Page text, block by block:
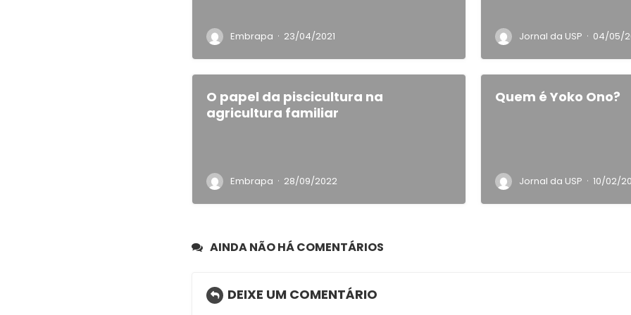
Embrapa · 23/04/2021 Jornal da USP · 04/05/
O papel da piscicultura na
agricultura familiar
Embrapa · 28/09/2022
Quem é Yoko Ono?
Jornal da USP · 10/02/
AINDA NÃO HÁ COMENTÁRIOS
DEIXE UM COMENTÁRIO